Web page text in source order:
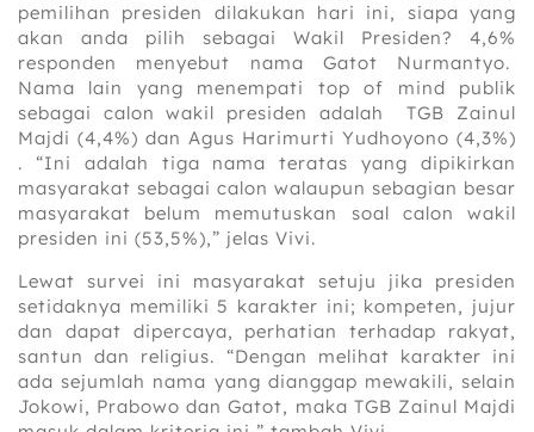
pemilihan presiden dilakukan hari ini, siapa yang
akan anda pilih sebagai Wakil Presiden? 4,6%
responden menyebut nama Gatot Nurmantyo.
Nama lain yang menempati top of mind publik
sebagai calon wakil presiden adalah TGB Zainul
Majdi (4,4%) dan Agus Harimurti Yudhoyono (4,3%)
. “Ini adalah tiga nama teratas yang dipikirkan
masyarakat sebagai calon walaupun sebagian besar
masyarakat belum memutuskan soal calon wakil
presiden ini (53,5%),” jelas Vivi.
Lewat survei ini masyarakat setuju jika presiden
setidaknya memiliki 5 karakter ini; kompeten, jujur
dan dapat dipercaya, perhatian terhadap rakyat,
santun dan religius. “Dengan melihat karakter ini
ada sejumlah nama yang dianggap mewakili, selain
Jokowi, Prabowo dan Gatot, maka TGB Zainul Majdi